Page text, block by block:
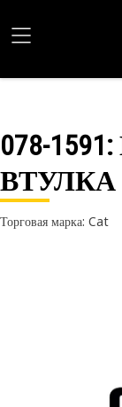
078-1591
ВТУЛКА
Торговая марка: Cat